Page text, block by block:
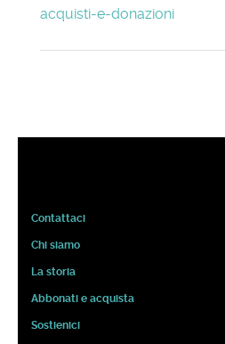
acquisti-e-donazioni
Contattaci
Chi siamo
La storia
Abbonati e acquista
Sostienici